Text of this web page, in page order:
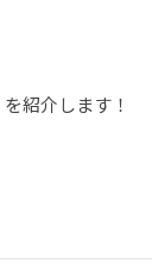
紹介します！